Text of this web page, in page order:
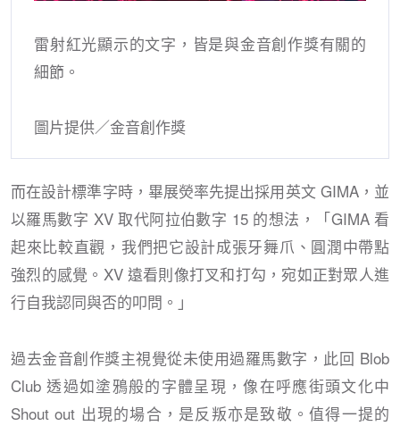
雷射紅光顯示的文字，皆是與金音創作獎有關的
細節。
圖片提供／金音創作獎
而在設計標準字時，畢展熒率先提出採用英文 GIMA，並
以羅馬數字 XV 取代阿拉伯數字 15 的想法，「GIMA 看
起來比較直觀，我們把它設計成張牙舞爪、圓潤中帶點
強烈的感覺。XV 遠看則像打叉和打勾，宛如正對眾人進
行自我認同與否的叩問。」
過去金音創作獎主視覺從未使用過羅馬數字，此回 Blob
Club 透過如塗鴉般的字體呈現，像在呼應街頭文化中
Shout out 出現的場合，是反叛亦是致敬。值得一提的